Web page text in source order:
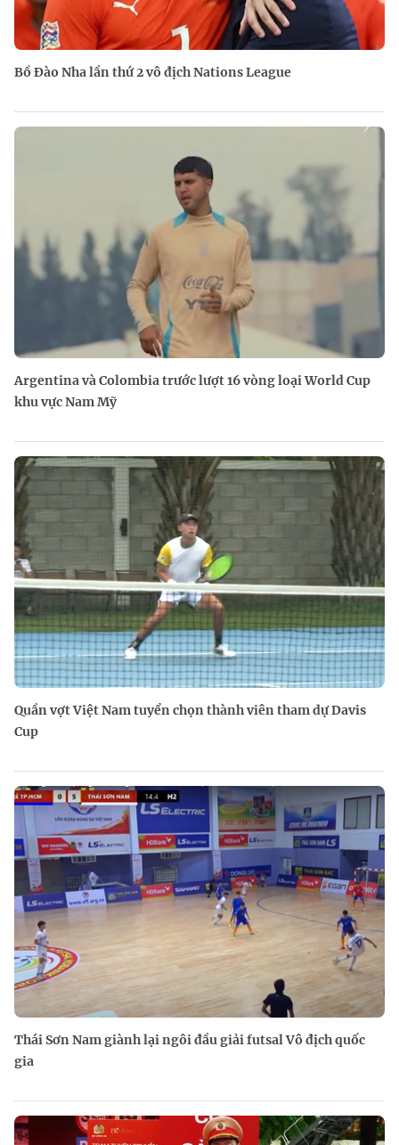
Bồ Đào Nha lần thứ 2 vô địch Nations League
Argentina và Colombia trước lượt 16 vòng loại World Cup
khu vực Nam Mỹ
Quần vợt Việt Nam tuyển chọn thành viên tham dự Davis
Cup
Thái Sơn Nam giành lại ngôi đầu giải futsal Vô địch quốc
gia